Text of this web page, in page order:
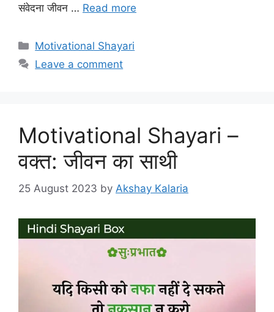
संवेदना जीवन … Read more
Categories
Motivational Shayari
Leave a comment
Motivational Shayari –
वक्त: जीवन का साथी
25 August 2023 by Akshay Kalaria